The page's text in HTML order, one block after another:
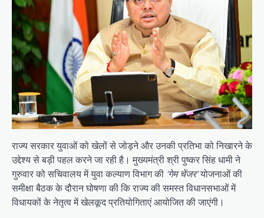
राज्य सरकार युवाओं को खेलों से जोड़ने और उनकी प्रतिभा को निखारने के
उद्देश्य से बड़ी पहल करने जा रही है। मुख्यमंत्री श्री पुष्कर सिंह धामी ने
गुरुवार को सचिवालय में युवा कल्याण विभाग की ‘गेम चेंजर’योजनाओं की
समीक्षा बैठक के दौरान घोषणा की कि राज्य की समस्त विधानसभाओं में
विधायकों के नेतृत्व में खेलकूद प्रतियोगिताएं आयोजित की जाएंगी।